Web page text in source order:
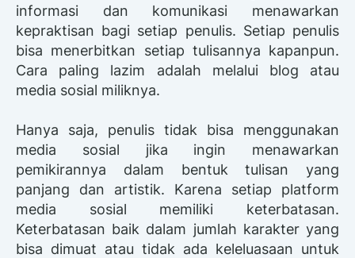
informasi dan komunikasi menawarkan
kepraktisan bagi setiap penulis. Setiap penulis
bisa menerbitkan setiap tulisannya kapanpun.
Cara paling lazim adalah melalui blog atau
media sosial miliknya.
Hanya saja, penulis tidak bisa menggunakan
media sosial jika ingin menawarkan
pemikirannya dalam bentuk tulisan yang
panjang dan artistik. Karena setiap platform
media sosial memiliki keterbatasan.
Keterbatasan baik dalam jumlah karakter yang
bisa dimuat atau tidak ada keleluasaan untuk